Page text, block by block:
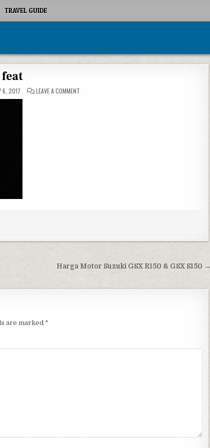
TRAVEL GUIDE
feat
6, 2017 LEAVE A COMMENT
Harga Motor Suzuki GSX R150 & GSX S150 →
are marked *